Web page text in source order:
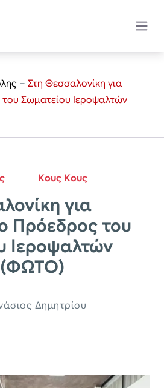
– Στη Θεσσαλονίκη για
Σωματείου Ιεροψαλτών
Κους Κους
για
Πρόεδρος του
Ιεροψαλτών
(ΦΩΤΟ)
Δημητρίου